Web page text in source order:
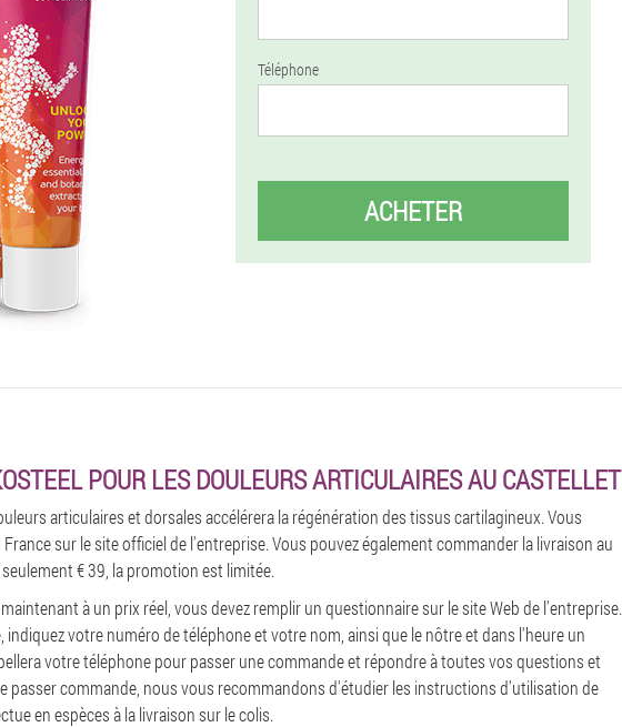
Téléphone
ACHETER
POUR LES DOULEURS ARTICULAIRES AU CASTELLET
articulaires et dorsales accélérera la régénération des tissus cartilagineux. Vous
sur le site officiel de l'entreprise. Vous pouvez également commander la livraison au
€ 39, la promotion est limitée.
à un prix réel, vous devez remplir un questionnaire sur le site Web de l'entreprise.
indiquez votre numéro de téléphone et votre nom, ainsi que le nôtre et dans l'heure un
votre téléphone pour passer une commande et répondre à toutes vos questions et
passer commande, nous vous recommandons d'étudier les instructions d'utilisation de
en espèces à la livraison sur le colis.